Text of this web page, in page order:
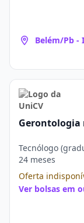
Belém/Pb -
Gerontologia
Tecnólogo
24 meses
Oferta
Ver bolsas em